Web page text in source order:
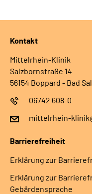
Kontakt
Mittelrhein-Klinik
Salzbornstraße 14
56154 Boppard - Bad
06742 608-0
mittelrhein-
Barrierefreiheit
Erklärung zur
Erklärung zur
Gebärdensprache